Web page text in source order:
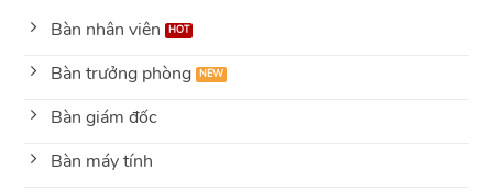
Bàn nhân viên
Bàn trưởng phòng
Bàn giám đốc
Bàn máy tính